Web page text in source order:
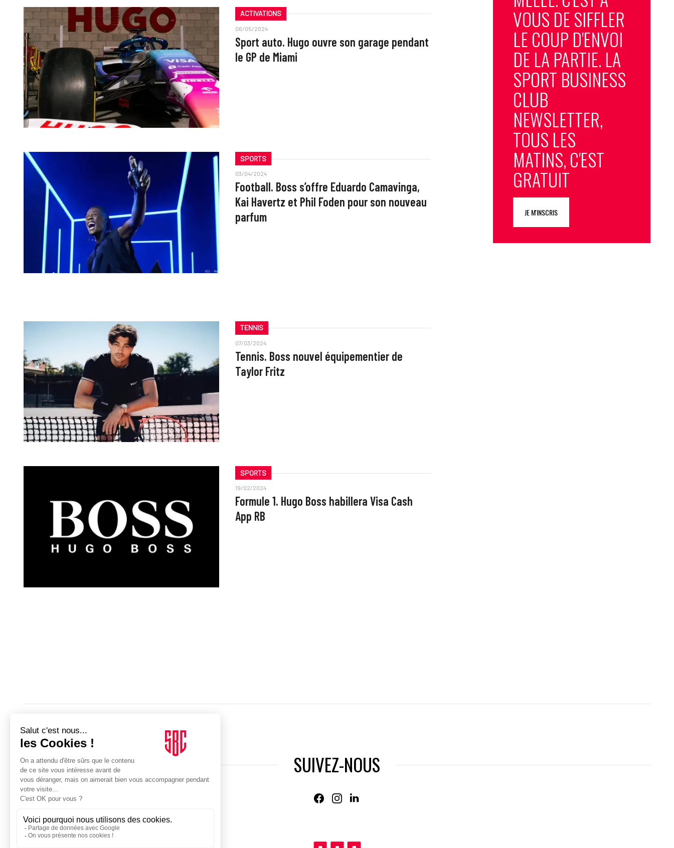
ACTIVATIONS
06/05/2024
Sport auto. Hugo ouvre son garage pendant
le GP de Miami
SPORTS
03/04/2024
Football. Boss s’offre Eduardo Camavinga,
Kai Havertz et Phil Foden pour son nouveau
parfum
TENNIS
07/03/2024
Tennis. Boss nouvel équipementier de
Taylor Fritz
SPORTS
19/02/2024
Formule 1. Hugo Boss habillera Visa Cash
App RB
VOUS DE SIFFLER
LE COUP D'ENVOI
DE LA PARTIE. LA
SPORT BUSINESS
CLUB
NEWSLETTER,
TOUS LES
MATINS, C'EST
GRATUIT
JE M'INSCRIS
SUIVEZ-NOUS